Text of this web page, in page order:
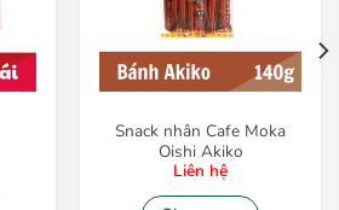
Snack nhân Cafe Moka
Oishi Akiko
Liên hệ